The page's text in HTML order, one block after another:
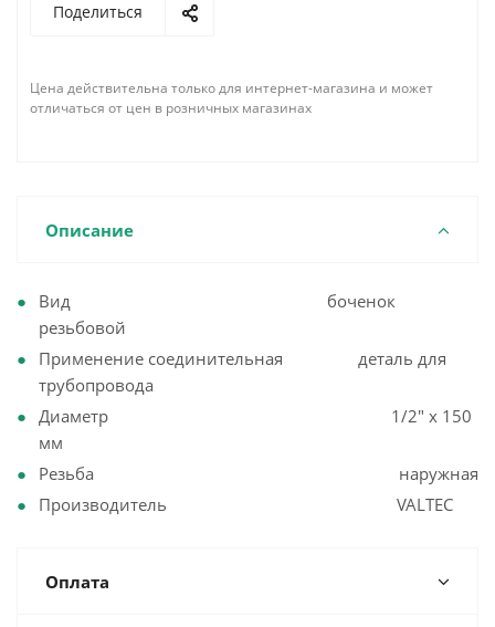
Поделиться
Цена действительна только для интернет-магазина и может
отличаться от цен в розничных магазинах
Описание
Вид боченок
резьбовой
Применение соединительная деталь для
трубопровода
Диаметр 1/2" х 150
мм
Резьба наружная
Производитель VALTEC
Оплата